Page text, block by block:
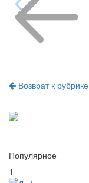
Возврат к рубрике
Популярное
1